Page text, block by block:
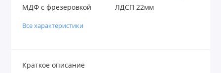
МДФ с фрезеровкой ЛДСП 22мм
Все характеристики
Краткое описание